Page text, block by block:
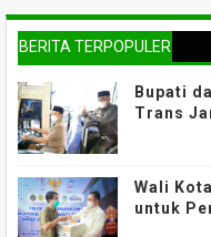
BERITA TERPOPULER
Bupati
Trans
Wali
untuk